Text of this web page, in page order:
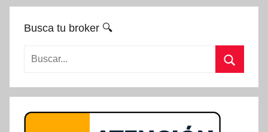
Busca tu broker 🔍
Buscar: